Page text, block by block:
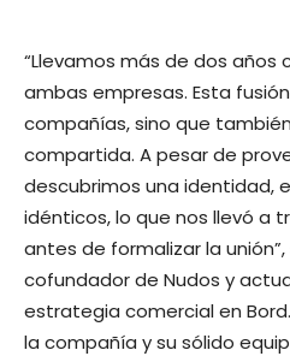
“Llevamos más de dos años
ambas empresas. Esta
compañías, sino que
compartida. A pesar de
descubrimos una identidad,
idénticos, lo que nos llevó a
antes de formalizar la
cofundador de Nudos y
estrategia comercial en
la compañía y su sólido